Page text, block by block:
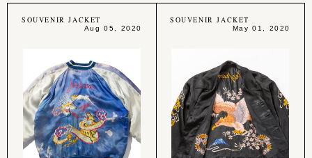
SOUVENIR JACKET
Aug 05, 2020
SOUVENIR JACKET
May 01, 2020